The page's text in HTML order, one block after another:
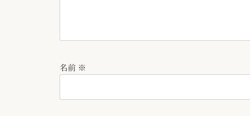
名前 ※